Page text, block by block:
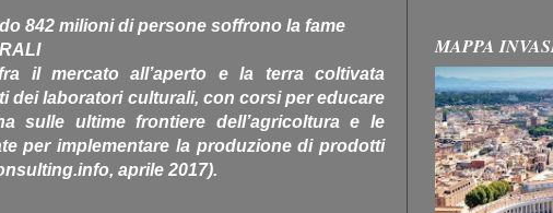
842 milioni di persone soffrono la fame
il mercato all’aperto e la terra coltivata
dei laboratori culturali, con corsi per educare
sulle ultime frontiere dell’agricoltura e le
per implementare la produzione di prodotti
aprile 2017).
MAPPA